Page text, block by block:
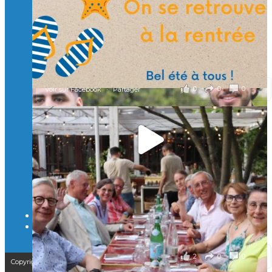
À l’Isep, nous formons des ingénieurs, des bachelors, des
Mastères Spécialisés, qui allient excellence technologique et
valeurs humaines, au cœur de notre pro
...Voir plus
il y a 2 mois
0 0 0
Voir sur Facebook · Partager
🚀Afterwork à Genève 🚀
🥳 Le 22 avril dernier, 14 Alumni vivant / travaillant
en Suisse ont partagé un moment convivial de
retrouvailles et d'échanges !
Merci à tous pour votre présence et à Alexandre
CHEA pour l'organisation !
il y a 3 mois
2 0 0
Voir sur Facebook · Partager
Copyright © 2025 – Isep Alumni est une association de loi 1901